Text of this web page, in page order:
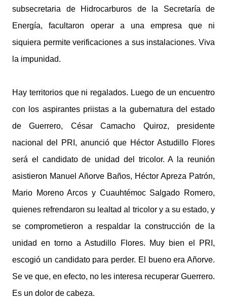
subsecretaria de Hidrocarburos de la Secretaría de
Energía, facultaron operar a una empresa que ni
siquiera permite verificaciones a sus instalaciones. Viva
la impunidad.
Hay territorios que ni regalados. Luego de un encuentro
con los aspirantes priistas a la gubernatura del estado
de Guerrero, César Camacho Quiroz, presidente
nacional del PRI, anunció que Héctor Astudillo Flores
será el candidato de unidad del tricolor. A la reunión
asistieron Manuel Añorve Baños, Héctor Apreza Patrón,
Mario Moreno Arcos y Cuauhtémoc Salgado Romero,
quienes refrendaron su lealtad al tricolor y a su estado, y
se comprometieron a respaldar la construcción de la
unidad en torno a Astudillo Flores. Muy bien el PRI,
escogió un candidato para perder. El bueno era Añorve.
Se ve que, en efecto, no les interesa recuperar Guerrero.
Es un dolor de cabeza.